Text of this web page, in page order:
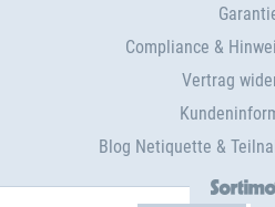
Compliance &
Vertrag
Blog Netiquette &